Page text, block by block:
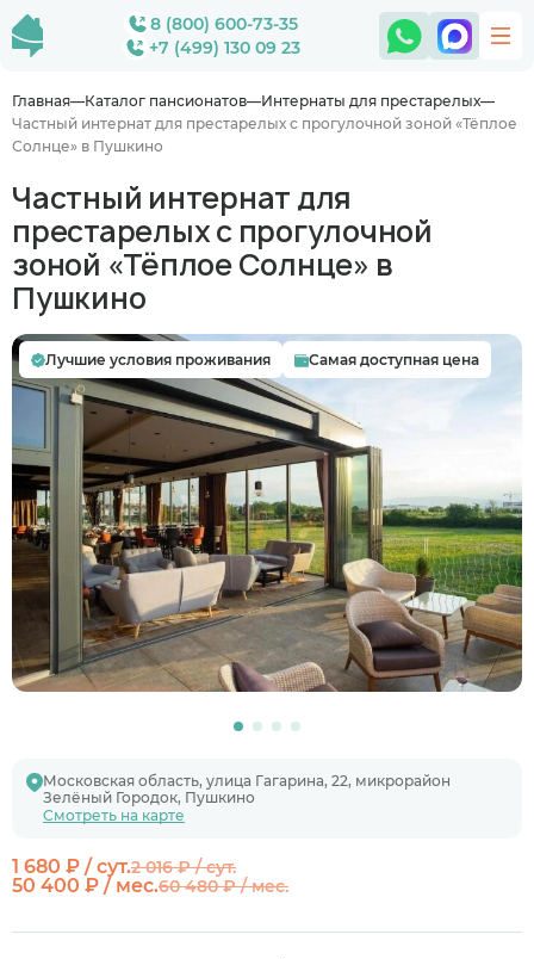
8 (800) 600-73-35
+7 (499) 130 09 23
Главная Каталог пансионатов
Интернаты для престарелых
Частный интернат для престарелых с прогулочной зоной «Тёплое
Солнце» в Пушкино
Частный интернат для
престарелых с прогулочной
зоной «Тёплое Солнце» в
Пушкино
Московская область, улица Гагарина, 22, микрорайон
Зелёный Городок, Пушкино
Смотреть на карте
1 680 ₽ / сут.2 016 ₽ / сут.
50 400 ₽ / мес.60 480 ₽ / мес.
Лучшие условия проживания Самая доступная цена